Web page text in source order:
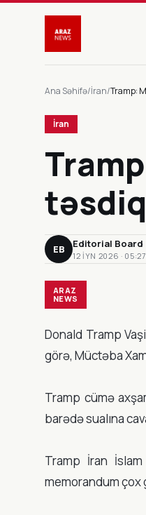
Ana Səhifə/İran/Tramp:
İran
EB Editorial Board
12 IYN 2026 · 05:27
ARAZ
NEWS
Donald Tramp
görə, Müctəba
Tramp cümə
barədə sualına
Tramp İran İslam
memorandum çox